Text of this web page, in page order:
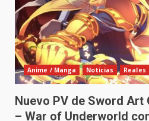
Anime / Manga Noticias Reales
Nuevo PV de Sword Art
– War of Underworld